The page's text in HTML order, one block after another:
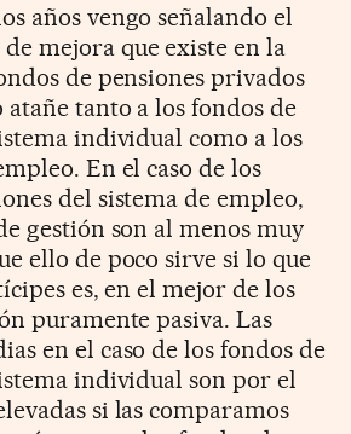
años vengo señalando el
mejora que existe en la
de pensiones privados
atañe tanto a los fondos de
individual como a los
En el caso de los
del sistema de empleo,
gestión son al menos muy
ello de poco sirve si lo que
es, en el mejor de los
puramente pasiva. Las
en el caso de los fondos de
individual son por el
si las comparamos